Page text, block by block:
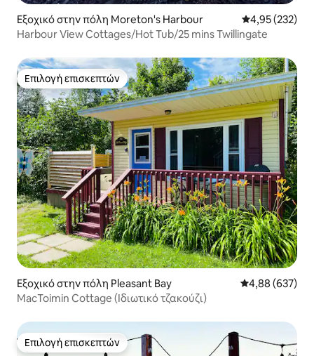
Εξοχικό στην πόλη Moreton's Harbour Μέση
4,95 (232)
Harbour View Cottages/Hot Tub/25 mins Twillingate
Επιλογή επισκεπτών
Επιλογή επισκεπτών
Εξοχικό στην πόλη Pleasant Bay Μέση
4,88 (637)
MacToimin Cottage (Ιδιωτικό τζακούζι)
Επιλογή επισκεπτών
Επιλογή επισκεπτών